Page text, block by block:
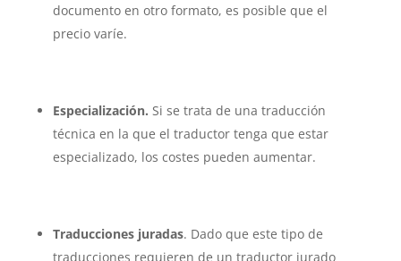
documento en otro formato, es posible que el
precio varíe.
Especialización. Si se trata de una traducción
técnica en la que el traductor tenga que estar
especializado, los costes pueden aumentar.
Traducciones juradas. Dado que este tipo de
traducciones requieren de un traductor jurado